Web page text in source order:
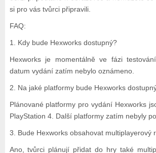
si pro vás tvůrci připravili.
FAQ:
1. Kdy bude Hexworks dostupný?
Hexworks je momentálně ve fázi
datum vydání zatím nebylo oznámeno.
2. Na jaké platformy bude Hexworks
Plánované platformy pro vydání Hexworks
PlayStation 4. Další platformy zatím nebyly
3. Bude Hexworks obsahovat multiplayerový
Ano, tvůrci plánují přidat do hry také